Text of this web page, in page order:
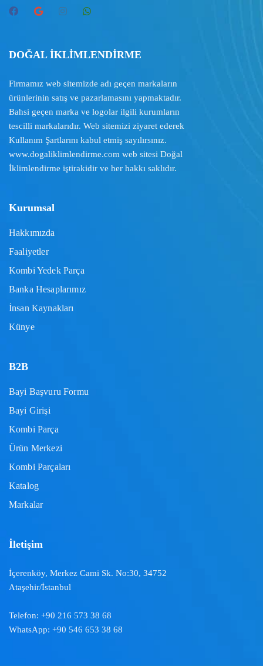
DOĞAL İKLİMLENDİRME
Firmamız web sitemizde adı geçen markaların
ürünlerinin satış ve pazarlamasını yapmaktadır.
Bahsi geçen marka ve logolar ilgili kurumların
tescilli markalarıdır. Web sitemizi ziyaret ederek
Kullanım Şartlarını kabul etmiş sayılırsınız.
www.dogaliklimlendirme.com web sitesi Doğal
İklimlendirme iştirakidir ve her hakkı saklıdır.
Kurumsal
Hakkımızda
Faaliyetler
Kombi Yedek Parça
Banka Hesaplarımız
İnsan Kaynakları
Künye
B2B
Bayi Başvuru Formu
Bayi Girişi
Kombi Parça
Ürün Merkezi
Kombi Parçaları
Katalog
Markalar
İletişim
İçerenköy, Merkez Cami Sk. No:30, 34752
Ataşehir/İstanbul
Telefon: +90 216 573 38 68
WhatsApp: +90 546 653 38 68